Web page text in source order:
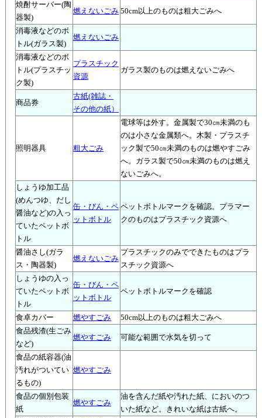
焼酎サーバー(陶
器製)
燃えないごみ 50cm以上のものは粗大ごみへ
消毒液などのボ
トル(ガラス製)
燃えないごみ
消毒液などのボ
トル(プラスチッ
ク製)
プラスチック
資源
ガラス製のものは燃えないごみへ
商品券
古紙(雑誌・
その他の紙）
照明器具 粗大ごみ
電球等は外す。金属製で30㎝未満のも
のは小さな金属類へ。木製・プラスチ
ック製で50㎝未満のものは燃やすごみ
へ。ガラス製で50㎝未満のものは燃え
ないごみへ。
しょうゆ加工品
(めんつゆ、だし
醤油など)の入っ
ていたペットボ
トル
缶・びん・ペ
ットボトル
ペットボトルマークを確認。プラマー
クのものはプラスチック資源へ
醤油さし(ガラ
ス・陶器製)
燃えないごみ
プラスチックのみでできたものはプラ
スチック資源へ
しょうゆの入っ
ていたペットボ
トル
缶・びん・ペ
ットボトル
ペットボトルマークを確認
食卓カバー 燃やすごみ
50cm以上のものは粗大ごみへ
食品残渣(生ごみ
など)
燃やすごみ 可能な範囲で水気を切って
食品の紙容器(油
汚れがついてい
るもの)
燃やすごみ
食品の個別包装
紙
燃やすごみ
油を含んだ紙や汚れた紙、においのつ
いた紙など。きれいな紙は古紙へ。